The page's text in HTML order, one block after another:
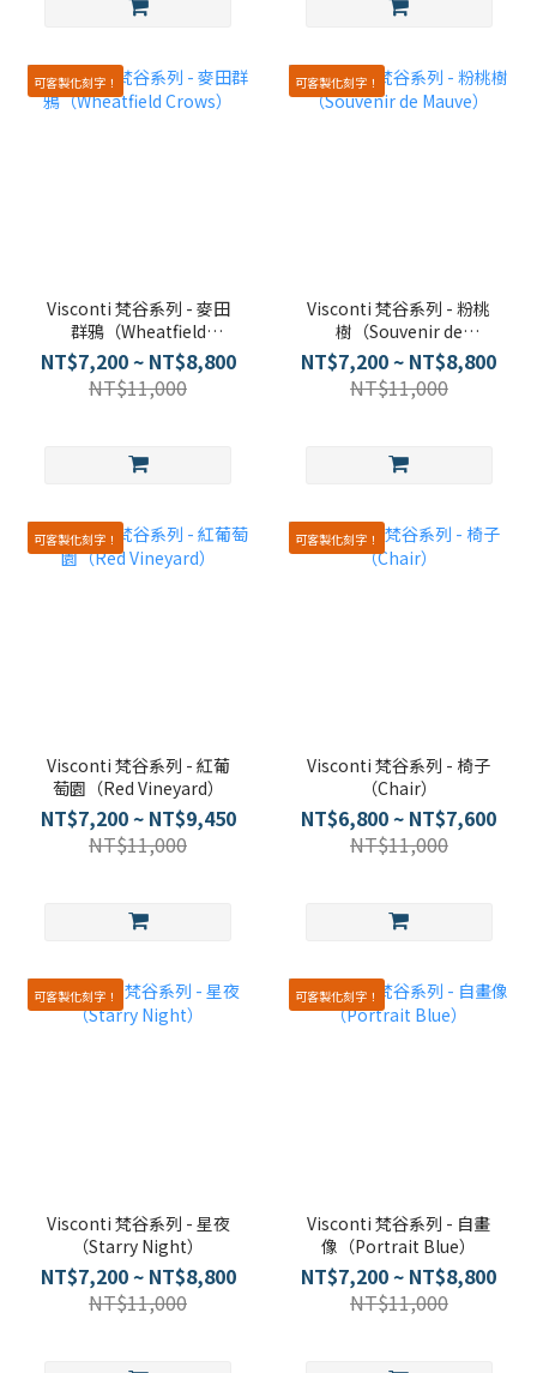
可客製化刻字！
Visconti 梵谷系列 - 麥田
群鴉（Wheatfield
Crows）
NT$7,200 ~ NT$8,800
NT$11,000
可客製化刻字！
Visconti 梵谷系列 - 粉桃
樹（Souvenir de
Mauve）
NT$7,200 ~ NT$8,800
NT$11,000
可客製化刻字！
Visconti 梵谷系列 - 紅葡
萄園（Red Vineyard）
NT$7,200 ~ NT$9,450
NT$11,000
可客製化刻字！
Visconti 梵谷系列 - 椅子
（Chair）
NT$6,800 ~ NT$7,600
NT$11,000
可客製化刻字！
Visconti 梵谷系列 - 星夜
（Starry Night）
NT$7,200 ~ NT$8,800
NT$11,000
可客製化刻字！
Visconti 梵谷系列 - 自畫
像（Portrait Blue）
NT$7,200 ~ NT$8,800
NT$11,000